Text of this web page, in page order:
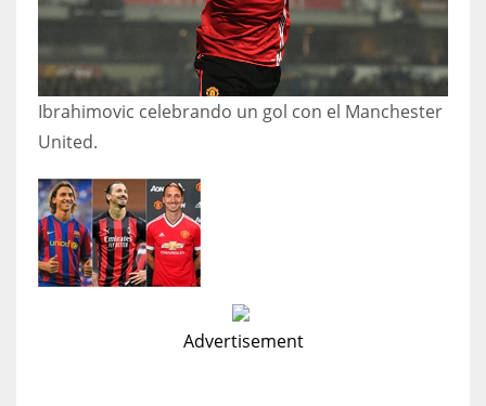
Ibrahimovic celebrando un gol con el Manchester
United.
Advertisement